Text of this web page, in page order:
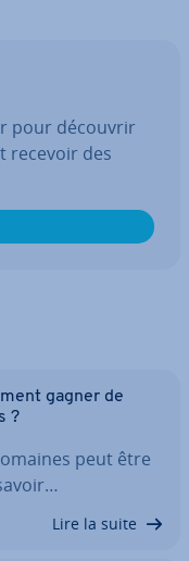
pour découvrir
recevoir des
gagner de
?
peut être
Lire la suite